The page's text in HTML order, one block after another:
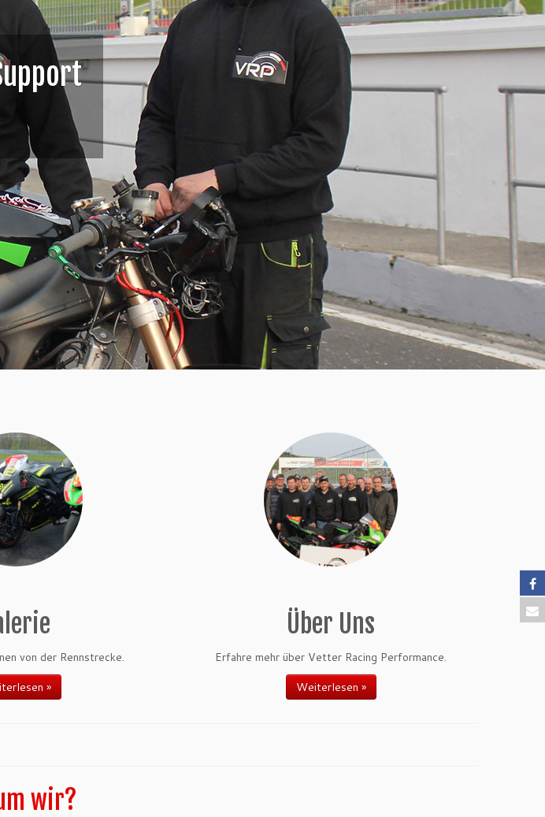
Du mehr Spaß und Erfolg beim Fahren hast.
von der Rennstrecke.
»
Über Uns
Erfahre mehr über Vetter Racing Performance.
Weiterlesen »
wir?